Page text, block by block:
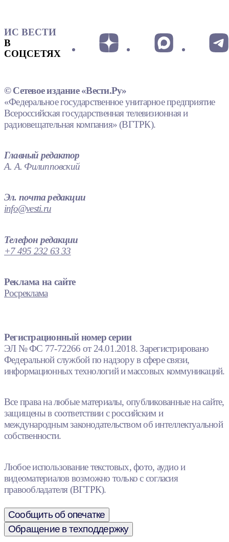
ИС ВЕСТИ
В
СОЦСЕТЯХ
© Сетевое издание «Вести.Ру»
«Федеральное государственное унитарное предприятие
Всероссийская государственная телевизионная и
радиовещательная компания» (ВГТРК).
Главный редактор
А. А. Филипповский
Эл. почта редакции
info@vesti.ru
Телефон редакции
+7 495 232 63 33
Реклама на сайте
Росреклама
Регистрационный номер серии
ЭЛ № ФС 77-72266 от 24.01.2018. Зарегистрировано
Федеральной службой по надзору в сфере связи,
информационных технологий и массовых коммуникаций.
Все права на любые материалы, опубликованные на сайте,
защищены в соответствии с российским и
международным законодательством об интеллектуальной
собственности.
Любое использование текстовых, фото, аудио и
видеоматериалов возможно только с согласия
правообладателя (ВГТРК).
Сообщить об опечатке
Обращение в техподдержку